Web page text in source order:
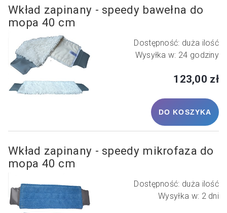
Wkład zapinany - speedy bawełna do
mopa 40 cm
Dostępność: duża ilość
Wysyłka w: 24 godziny
123,00 zł
DO KOSZYKA
Wkład zapinany - speedy mikrofaza do
mopa 40 cm
Dostępność: duża ilość
Wysyłka w: 2 dni